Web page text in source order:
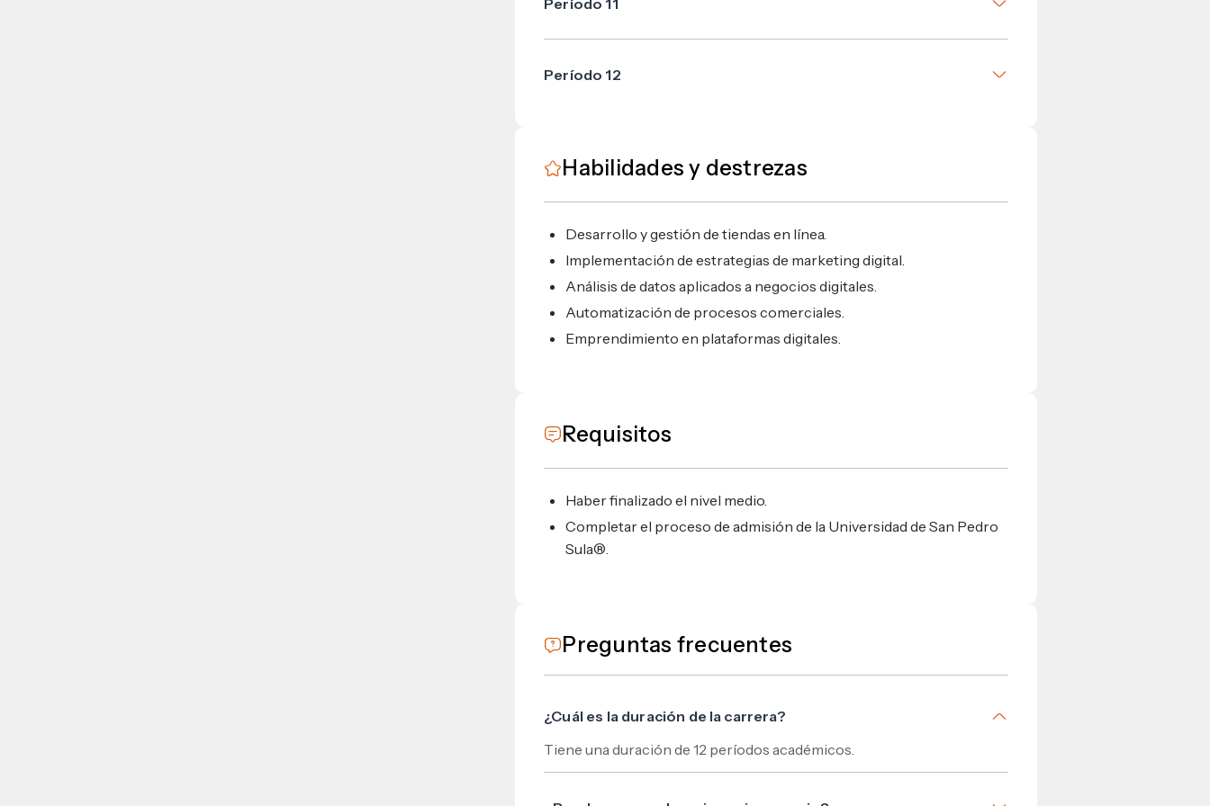
Taller de Emprendedores I
Electiva III de Formación General
Aspectos Legales en las Organizaciones
Electiva I de Orientación Profesional
Período 12
Habilidades y destrezas
Desarrollo y gestión de tiendas en línea.
Implementación de estrategias de marketing digital.
Análisis de datos aplicados a negocios digitales.
Automatización de procesos comerciales.
Emprendimiento en plataformas digitales.
Requisitos
Haber finalizado el nivel medio.
Completar el proceso de admisión de la Universidad de San Pedro
Sula®.
Preguntas frecuentes
¿Cuál es la duración de la carrera?
Tiene una duración de 12 períodos académicos.